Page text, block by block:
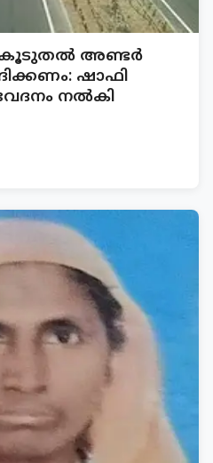
കൂടുതൽ അണ്ടർ
ഷാഫി
നൽകി